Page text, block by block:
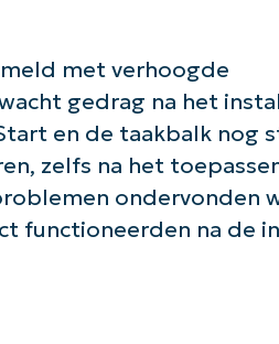
met verhoogde
gedrag na het
en de taakbalk nog
zelfs na het
ondervonden
functioneerden na de